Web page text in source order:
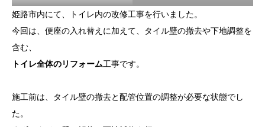
姫路市内にて、トイレ内の改修工事を行いました。
今回は、便座の入れ替えに加えて、タイル壁の撤去や下地調整を
含む、
トイレ全体のリフォーム工事です。
施工前は、タイル壁の撤去と配管位置の調整が必要な状態でし
た。